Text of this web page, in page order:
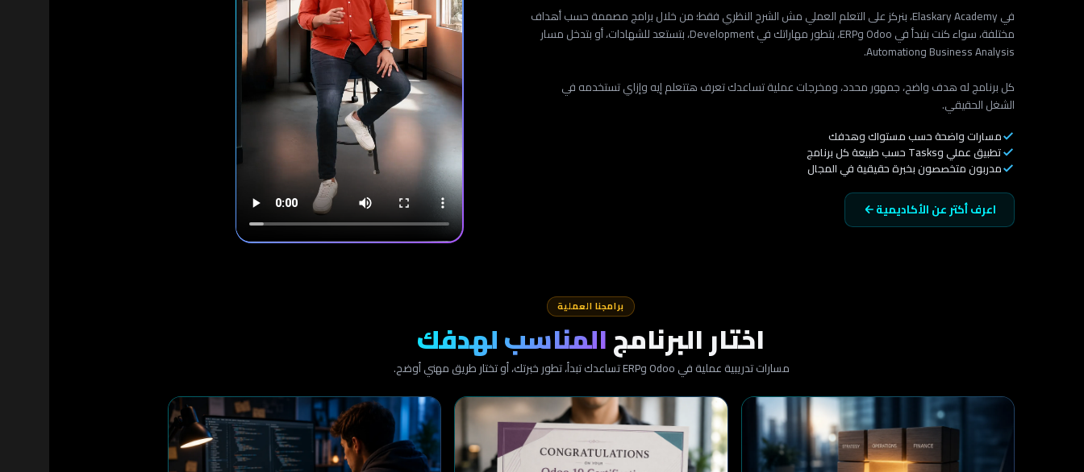
في Elaskary Academy، بنركز على التعلم العملي مش الشرح النظري فقط؛ من خلال برامج مصممة حسب أهداف
مختلفة، سواء كنت بتبدأ في Odoo وERP، بتطور مهاراتك في Development، بتستعد للشهادات، أو بتدخل مسار
Business Analysis وAutomation.
كل برنامج له هدف واضح، جمهور محدد، ومخرجات عملية تساعدك تعرف هتتعلم إيه وإزاي تستخدمه في
الشغل الحقيقي.
مسارات واضحة حسب مستواك وهدفك
تطبيق عملي وTasks حسب طبيعة كل برنامج
مدربون متخصصون بخبرة حقيقية في المجال
اعرف أكتر عن الأكاديمية
برامجنا العملية
اختار البرنامجالمناسب لهدفك
مسارات تدريبية عملية في Odoo وERP تساعدك تبدأ، تطور خبرتك، أو تختار طريق مهني أوضح.